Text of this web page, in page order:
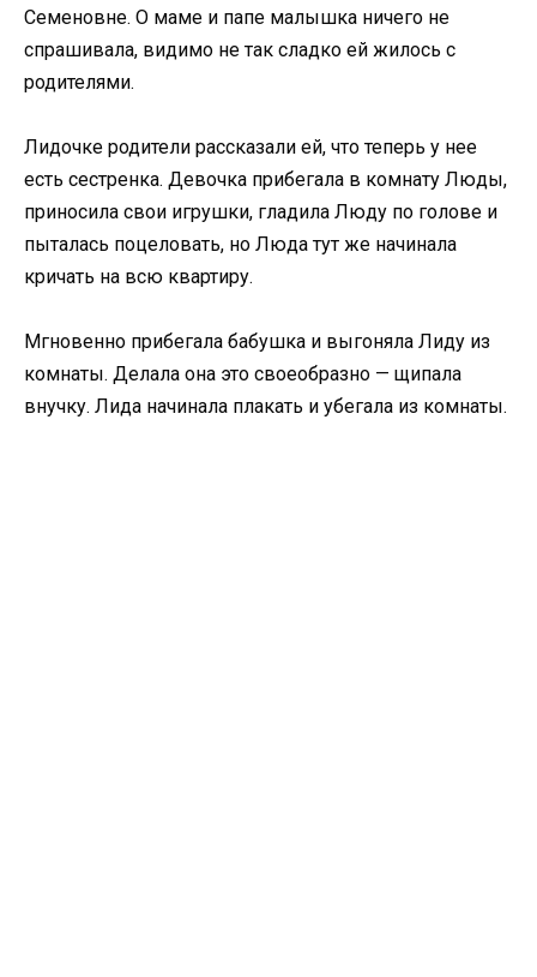
Семеновне. О маме и папе малышка ничего не
спрашивала, видимо не так сладко ей жилось с
родителями.
Лидочке родители рассказали ей, что теперь у нее
есть сестренка. Девочка прибегала в комнату Люды,
приносила свои игрушки, гладила Люду по голове и
пыталась поцеловать, но Люда тут же начинала
кричать на всю квартиру.
Мгновенно прибегала бабушка и выгоняла Лиду из
комнаты. Делала она это своеобразно — щипала
внучку. Лида начинала плакать и убегала из комнаты.